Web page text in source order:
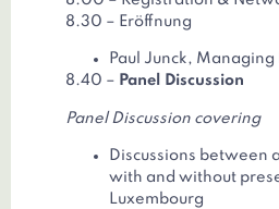
8.30 – Eröffnung
Paul Junck, Managing
8.40 – Panel Discussion
Panel Discussion covering
Discussions between
with and without
Luxembourg